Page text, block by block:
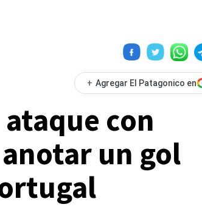
+ Agregar El Patagonico en
con
un gol